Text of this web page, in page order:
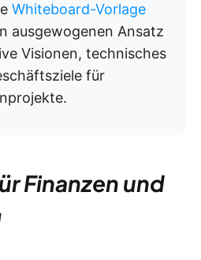
Whiteboard-Vorlage
ausgewogenen Ansatz
Visionen, technisches
für
Finanzen und